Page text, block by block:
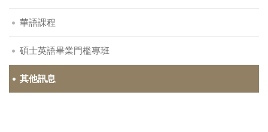
華語課程
碩士英語畢業門檻專班
其他訊息